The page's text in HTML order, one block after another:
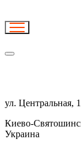
ул. Центральная,
Киево-
Украина